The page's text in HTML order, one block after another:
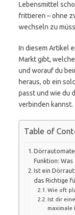
Lebensmittel
frittieren – ohne
wechseln zu
In diesem Artikel
Markt gibt,
und worauf du
heraus, ob ein
passt und wie du
verbinden kannst.
Table of
Funktion:
Ist ein
das Richtige
Wie oft
Ist dir
maximale